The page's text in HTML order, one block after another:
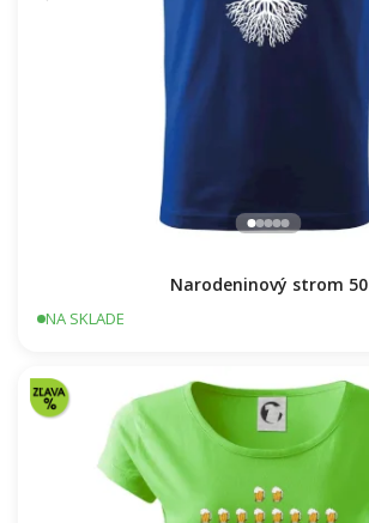
Narodeninový strom 50
NA SKLADE